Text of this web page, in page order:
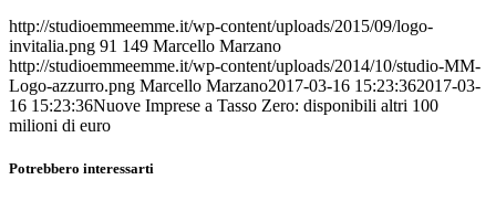
http://studioemmeemme.it/wp-content/uploads/2015/09/logo-
invitalia.png 91 149 Marcello Marzano
http://studioemmeemme.it/wp-content/uploads/2014/10/studio-MM-
Logo-azzurro.png Marcello Marzano2017-03-16 15:23:362017-03-
16 15:23:36Nuove Imprese a Tasso Zero: disponibili altri 100
milioni di euro
Potrebbero interessarti